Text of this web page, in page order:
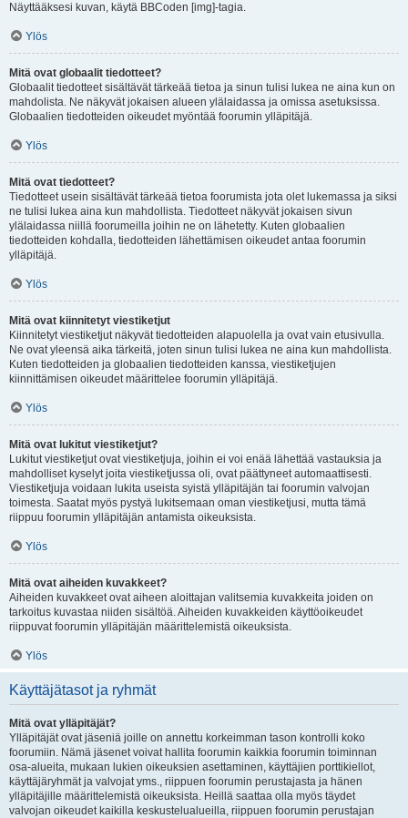
Näyttääksesi kuvan, käytä BBCoden [img]-tagia.
Ylös
Mitä ovat globaalit tiedotteet?
Globaalit tiedotteet sisältävät tärkeää tietoa ja sinun tulisi lukea ne aina kun on
mahdolista. Ne näkyvät jokaisen alueen ylälaidassa ja omissa asetuksissa.
Globaalien tiedotteiden oikeudet myöntää foorumin ylläpitäjä.
Ylös
Mitä ovat tiedotteet?
Tiedotteet usein sisältävät tärkeää tietoa foorumista jota olet lukemassa ja siksi
ne tulisi lukea aina kun mahdollista. Tiedotteet näkyvät jokaisen sivun
ylälaidassa niillä foorumeilla joihin ne on lähetetty. Kuten globaalien
tiedotteiden kohdalla, tiedotteiden lähettämisen oikeudet antaa foorumin
ylläpitäjä.
Ylös
Mitä ovat kiinnitetyt viestiketjut
Kiinnitetyt viestiketjut näkyvät tiedotteiden alapuolella ja ovat vain etusivulla.
Ne ovat yleensä aika tärkeitä, joten sinun tulisi lukea ne aina kun mahdollista.
Kuten tiedotteiden ja globaalien tiedotteiden kanssa, viestiketjujen
kiinnittämisen oikeudet määrittelee foorumin ylläpitäjä.
Ylös
Mitä ovat lukitut viestiketjut?
Lukitut viestiketjut ovat viestiketjuja, joihin ei voi enää lähettää vastauksia ja
mahdolliset kyselyt joita viestiketjussa oli, ovat päättyneet automaattisesti.
Viestiketjuja voidaan lukita useista syistä ylläpitäjän tai foorumin valvojan
toimesta. Saatat myös pystyä lukitsemaan oman viestiketjusi, mutta tämä
riippuu foorumin ylläpitäjän antamista oikeuksista.
Ylös
Mitä ovat aiheiden kuvakkeet?
Aiheiden kuvakkeet ovat aiheen aloittajan valitsemia kuvakkeita joiden on
tarkoitus kuvastaa niiden sisältöä. Aiheiden kuvakkeiden käyttöoikeudet
riippuvat foorumin ylläpitäjän määrittelemistä oikeuksista.
Ylös
Käyttäjätasot ja ryhmät
Mitä ovat ylläpitäjät?
Ylläpitäjät ovat jäseniä joille on annettu korkeimman tason kontrolli koko
foorumiin. Nämä jäsenet voivat hallita foorumin kaikkia foorumin toiminnan
osa-alueita, mukaan lukien oikeuksien asettaminen, käyttäjien porttikiellot,
käyttäjäryhmät ja valvojat yms., riippuen foorumin perustajasta ja hänen
ylläpitäjille määrittelemistä oikeuksista. Heillä saattaa olla myös täydet
valvojan oikeudet kaikilla keskustelualueilla, riippuen foorumin perustajan